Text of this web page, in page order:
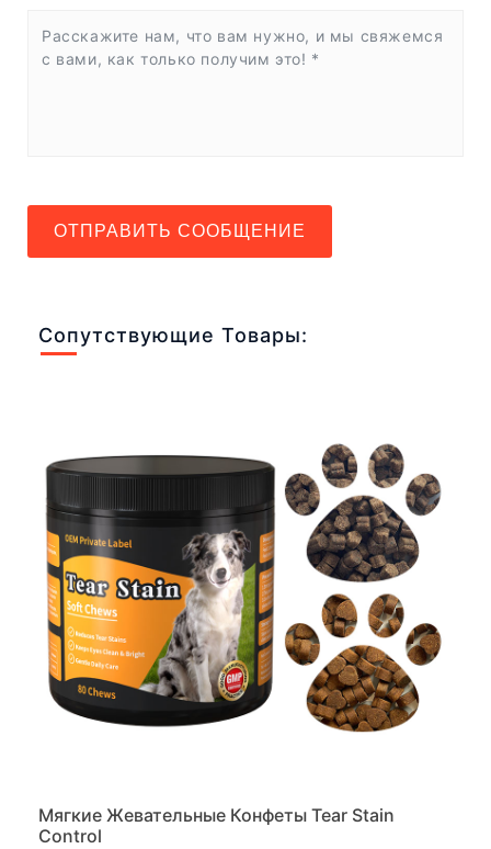
ОТПРАВИТЬ СООБЩЕНИЕ
Сопутствующие Товары:
Мягкие Жевательные Конфеты Tear Stain
Control